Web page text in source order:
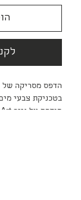
הדפס מסריקה של
בטכניקת צבעי